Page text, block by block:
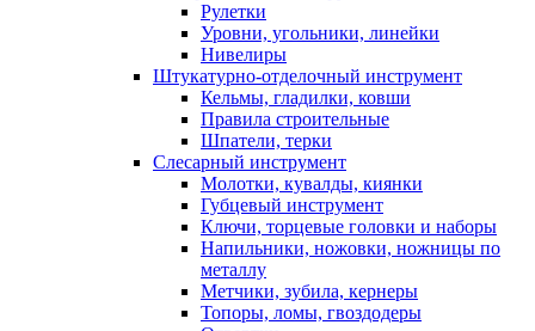
Рулетки
Уровни, угольники, линейки
Нивелиры
Штукатурно-отделочный инструмент
Кельмы, гладилки, ковши
Правила строительные
Шпатели, терки
Слесарный инструмент
Молотки, кувалды, киянки
Губцевый инструмент
Ключи, торцевые головки и наборы
Напильники, ножовки, ножницы по
металлу
Метчики, зубила, кернеры
Топоры, ломы, гвоздодеры